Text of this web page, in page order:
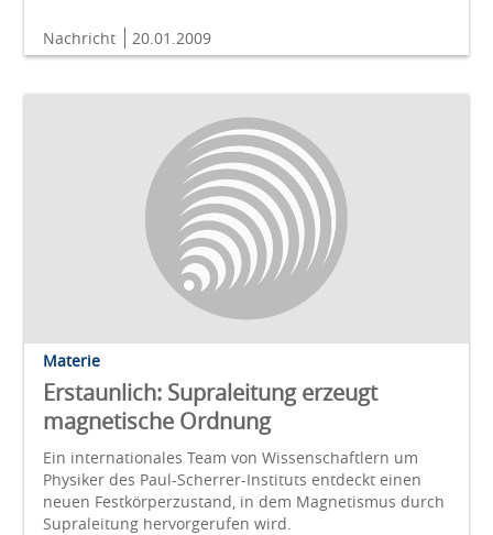
Nachricht 20.01.2009
Materie
Erstaunlich: Supraleitung erzeugt
magnetische Ordnung
Ein internationales Team von Wissenschaftlern um
Physiker des Paul-Scherrer-Instituts entdeckt einen
neuen Festkörperzustand, in dem Magnetismus durch
Supraleitung hervorgerufen wird.